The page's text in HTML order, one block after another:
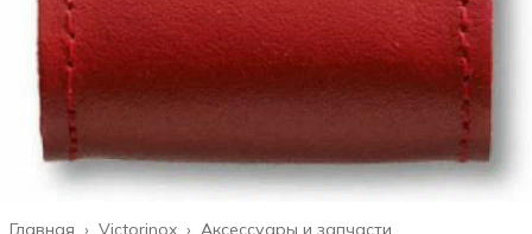
Аксессуары и запчасти
Victorinox ›
Главная ›